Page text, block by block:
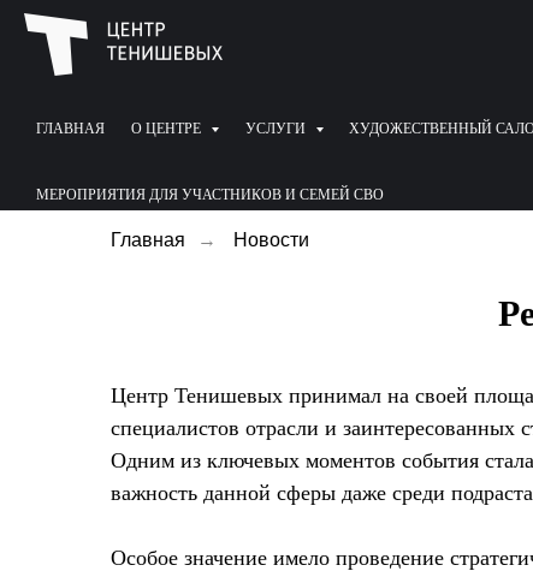
ГЛАВНАЯ О ЦЕНТРЕ УСЛУГИ ХУДОЖЕСТВЕННЫЙ
МЕРОПРИЯТИЯ ДЛЯ УЧАСТНИКОВ И СЕМЕЙ СВО
Главная → Новости
Центр Тенишевых принимал на своей
специалистов отрасли и заинтересованных
Одним из ключевых моментов события
важность данной сферы даже среди
Особое значение имело проведение